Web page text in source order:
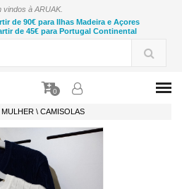
vindos à ARUAK.
de 90€ para Ilhas Madeira e Açores
de 45€ para Portugal Continental
0
MULHER \ CAMISOLAS